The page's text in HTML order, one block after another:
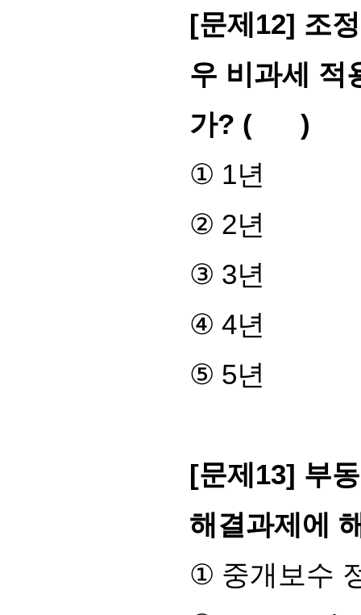
[문제 12] 조
우 비과세 적
가? ( )
① 1년
② 2년
③ 3년
④ 4년
⑤ 5년
[문제 13] 부
해결과제에
① 중개보수